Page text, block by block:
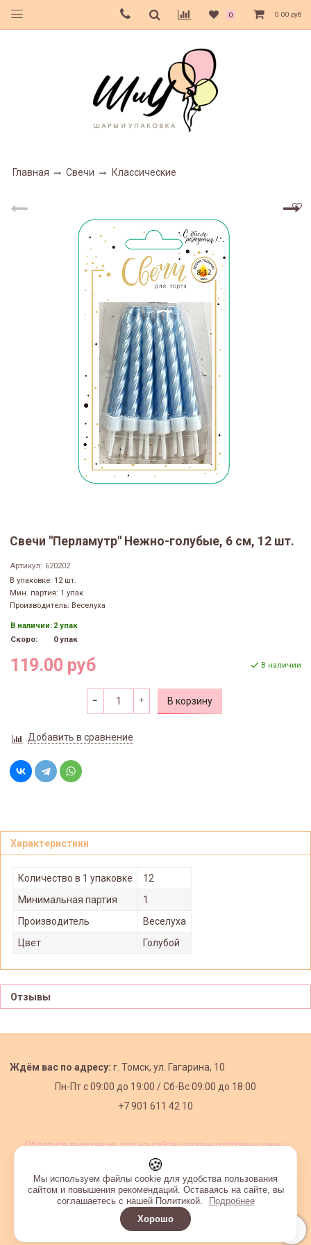
0 0.00 руб
Главная Свечи Классические
Свечи "Перламутр" Нежно-голубые, 6 см, 12 шт.
Артикул: 620202
В упаковке: 12 шт.
Мин. партия: 1 упак
Производитель: Веселуха
В наличии: 2 упак
Скоро:
0 упак
119.00 руб В наличии
В корзину
Добавить в сравнение
Характеристики
Количество в 1 упаковке
12
Минимальная партия
1
Производитель
Веселуха
Цвет
Голубой
Отзывы
Ждём вас по адресу: г. Томск, ул. Гагарина, 10
Пн-Пт с09:00 до 19:00 /Сб-Вс 09:00 до 18:00
+7 901 611 42 10
Обратите внимание, что на сайте указаны оптовые цены,
Интернет-магазин создан на InSales
🍪
Мы используем файлы cookie для удобства пользования
сайтом и повышения рекомендаций. Оставаясь на сайте, вы
соглашаетесь с нашей Политикой.
Подробнее
Хорошо